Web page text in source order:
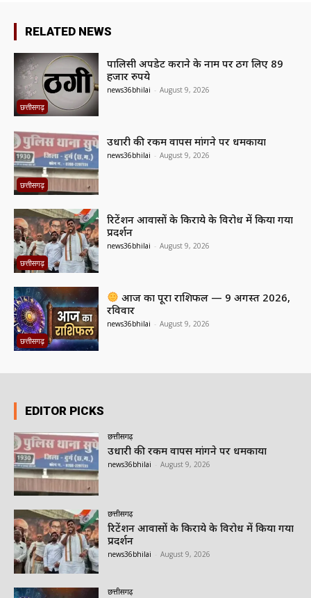
RELATED NEWS
छत्तीसगढ़
पालिसी अपडेट कराने के नाम पर ठग लिए 89
हजार रुपये
news36bhilai - August 9, 2026
छत्तीसगढ़
उधारी की रकम वापस मांगने पर धमकाया
news36bhilai - August 9, 2026
छत्तीसगढ़
रिटेंशन आवासों के किराये के विरोध में किया गया
प्रदर्शन
news36bhilai - August 9, 2026
छत्तीसगढ़
आज का पूरा राशिफल — 9 अगस्त 2026,
रविवार
news36bhilai - August 9, 2026
EDITOR PICKS
छत्तीसगढ़
उधारी की रकम वापस मांगने पर धमकाया
news36bhilai August 9, 2026
छत्तीसगढ़
रिटेंशन आवासों के किराये के विरोध में किया गया
प्रदर्शन
news36bhilai August 9, 2026
छत्तीसगढ़